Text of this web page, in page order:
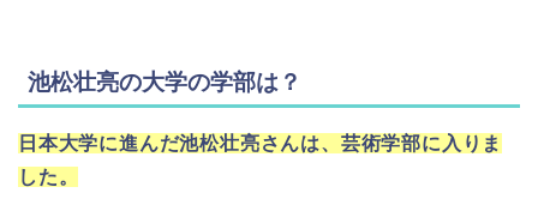
池松壮亮の大学の学部は？
日本大学に進んだ池松壮亮さんは、芸術学部に入りま
した。